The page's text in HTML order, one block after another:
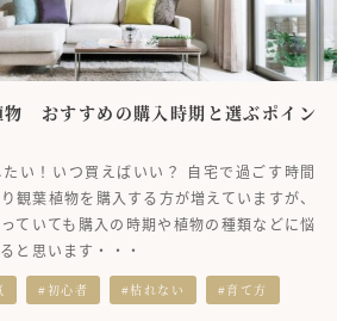
物 おすすめの購入時期と選ぶポイン
い！いつ買えばいい？ 自宅で過ごす時間
観葉植物を購入する方が増えていますが、
ていても購入の時期や植物の種類などに悩
と思います・・・
#初心者 #枯れない #育て方